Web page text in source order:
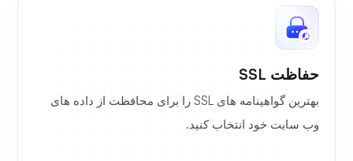
حفاظت SSL
بهترین گواهینامه های SSL را برای محافظت از داده های
وب سایت خود انتخاب کنید.